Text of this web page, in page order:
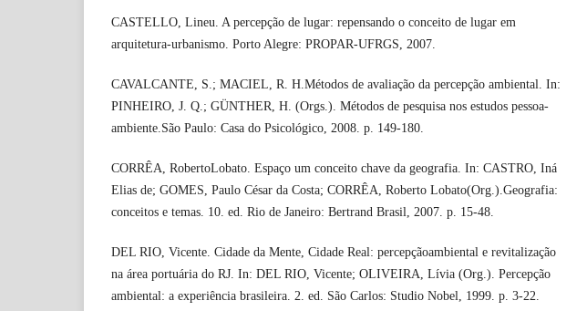
CASTELLO, Lineu. A percepção de lugar: repensando o conceito de lugar em
arquitetura-urbanismo. Porto Alegre: PROPAR-UFRGS, 2007.
CAVALCANTE, S.; MACIEL, R. H.Métodos de avaliação da percepção ambiental. In:
PINHEIRO, J. Q.; GÜNTHER, H. (Orgs.). Métodos de pesquisa nos estudos pessoa-
ambiente.São Paulo: Casa do Psicológico, 2008. p. 149-180.
CORRÊA, RobertoLobato. Espaço um conceito chave da geografia. In: CASTRO, Iná
Elias de; GOMES, Paulo César da Costa; CORRÊA, Roberto Lobato(Org.).Geografia:
conceitos e temas. 10. ed. Rio de Janeiro: Bertrand Brasil, 2007. p. 15-48.
DEL RIO, Vicente. Cidade da Mente, Cidade Real: percepçãoambiental e revitalização
na área portuária do RJ. In: DEL RIO, Vicente; OLIVEIRA, Lívia (Org.). Percepção
ambiental: a experiência brasileira. 2. ed. São Carlos: Studio Nobel, 1999. p. 3-22.